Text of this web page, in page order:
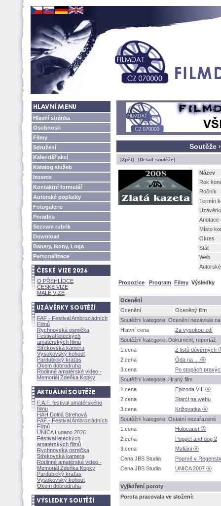
Hlavní stránka
Osobnosti
Filmy
Sdružení
Kalendář akcí
Katalog služeb
Inzerce
Kontaktní formulář
Autorské poplatky
Fotogalerie
Poradna
Seznam rubrik
Download
Banery, Ikony, Loga
Personalizace
O PŘEHLÍDCE
ČESKÉ VIZE
MALÉ VIZE
FAF - Festival Ambroziádních
Filmů
Rychnovská osmička
Festival leteckých
amatérských filmů
Střekovská kamera
Vysokovský kohout
Pardubický kraťas
Okem dobrodruha
Rodinné amatérské video -
Memoriál Zdeňka Kopky
F.A.F. festival amatérského
filmu
HAH Dolná Strehov
FAF - Festival Ambroziádních
Filmů
UNICA Lugano 2026
Festival leteckých
amatérských filmů
Rychnovská osmička
Střekovská kamera
Rodinné amatérské video -
Memoriál Zdeňka Kopky
Pardubický kraťas
Vysokovský kohout
Okem dobrodruha
Soutěže
[Zpět] [Detail soutěže]
Název
Rok
Ročník
Termín
Anotace
Místo
Okres
Stát
Web
Propozice Program Filmy Výsledky
Ocenění
Ocenění
Oceněný film
Soutěžní kategorie: Ocenění nezávislé
Hlavní cena
Za vysokou zdí
Soutěžní kategorie: Dokument, reportáž
1.cena
Z listů důvěrných
2.cena
Óda na ... Ⓐ
3.cena
Po stopách
Soutěžní kategorie: Hraný film
1.cena
Epizoda VIII Ⓐ
2.cena
Starci na webu
3.cena
Križovatka Ⓐ
Soutěžní kategorie: Ostatní nezařazené
1.cena
Holocaust Ⓐ
2.cena
Puppet and dog 2
3.cena
Mafiáni Ⓐ
Cena JBS Studia
Poprvé v
Cena JBS Studia
UNICA 2007 Ⓐ
Vyjádření poroty
Porota pracovala ve složení: